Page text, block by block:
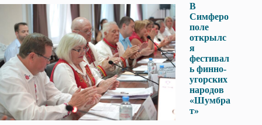
В
Симферо
поле
открылс
я
фестивал
ь финно-
угорских
народов
«Шумбра
т»